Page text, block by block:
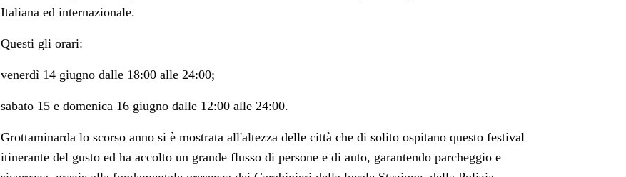
Italiana ed internazionale.
Questi gli orari:
venerdì 14 giugno dalle 18:00 alle 24:00;
sabato 15 e domenica 16 giugno dalle 12:00 alle 24:00.
Grottaminarda lo scorso anno si è mostrata all'altezza delle città che di solito ospitano questo festival
itinerante del gusto ed ha accolto un grande flusso di persone e di auto, garantendo parcheggio e